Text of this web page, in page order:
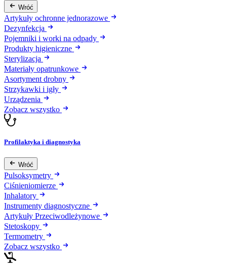
Wróć
Artykuły ochronne jednorazowe
Dezynfekcja
Pojemniki i worki na odpady
Produkty higieniczne
Sterylizacja
Materiały opatrunkowe
Asortyment drobny
Strzykawki i igły
Urządzenia
Zobacz wszystko
Profilaktyka i diagnostyka
Wróć
Pulsoksymetry
Ciśnieniomierze
Inhalatory
Instrumenty diagnostyczne
Artykuły Przeciwodleżynowe
Stetoskopy
Termometry
Zobacz wszystko